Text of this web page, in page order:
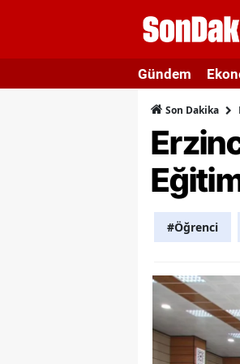
Gündem
Son Dakika
#Öğrenci